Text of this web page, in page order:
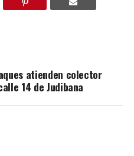
atienden colector
14 de Judibana